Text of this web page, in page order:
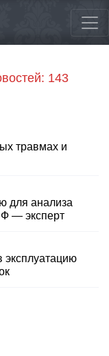
143
травмах и
для анализа
— эксперт
эксплуатацию